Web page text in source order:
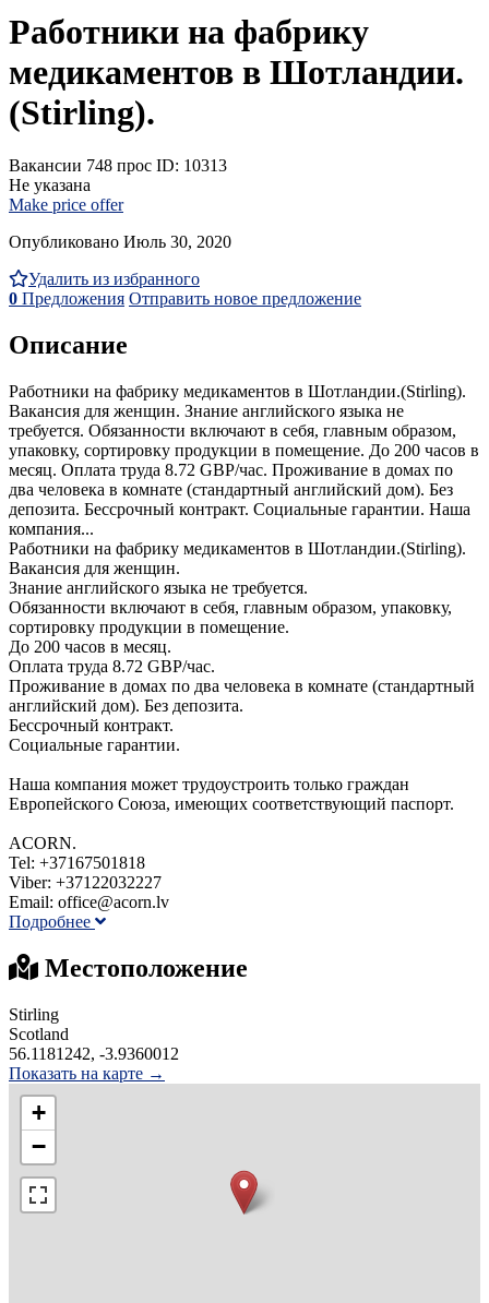
Работники на фабрику
медикаментов в Шотландии.
(Stirling).
Вакансии 748 прос ID: 10313
Не указана
Make price offer
Опубликовано Июль 30, 2020
Удалить из избранного
0 Предложения Отправить новое предложение
Описание
Работники на фабрику медикаментов в Шотландии.(Stirling).
Вакансия для женщин. Знание английского языка не
требуется. Обязанности включают в себя, главным образом,
упаковку, сортировку продукции в помещение. До 200 часов в
месяц. Оплата труда 8.72 GBP/час. Проживание в домах по
два человека в комнате (стандартный английский дом). Без
депозита. Бессрочный контракт. Социальные гарантии. Наша
компания...
Работники на фабрику медикаментов в Шотландии.(Stirling).
Вакансия для женщин.
Знание английского языка не требуется.
Обязанности включают в себя, главным образом, упаковку,
сортировку продукции в помещение.
До 200 часов в месяц.
Оплата труда 8.72 GBP/час.
Проживание в домах по два человека в комнате (стандартный
английский дом). Без депозита.
Бессрочный контракт.
Социальные гарантии.
Наша компания может трудоустроить только граждан
Европейского Союза, имеющих соответствующий паспорт.
ACORN.
Tel: +37167501818
Viber: +37122032227
Email: office@acorn.lv
Подробнее
Местоположение
Stirling
Scotland
56.1181242, -3.9360012
Показать на карте →
+
−